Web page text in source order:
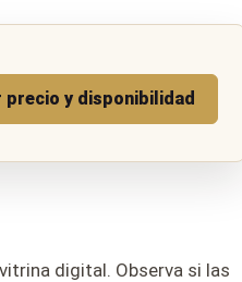
precio y disponibilidad
digital. Observa si las